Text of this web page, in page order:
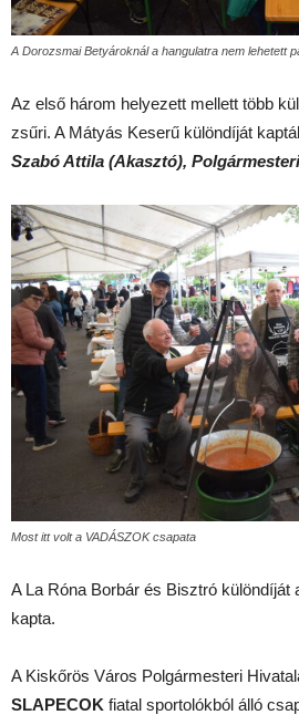
A Dorozsmai Betyároknál a hangulatra nem lehetett
Az első három helyezett mellett több
zsűri. A Mátyás Keserű különdíját
Szabó Attila (Akasztó),
Most itt volt a VADÁSZOK csapata
A La Róna Borbár és Bisztró különdíját
kapta.
A Kiskőrös Város Polgármesteri
SLAPECOK fiatal sportolókból álló